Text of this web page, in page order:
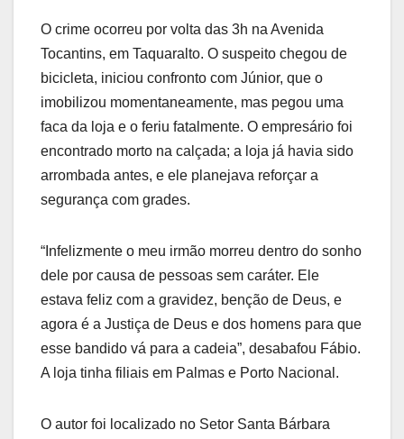
O crime ocorreu por volta das 3h na Avenida
Tocantins, em Taquaralto. O suspeito chegou de
bicicleta, iniciou confronto com Júnior, que o
imobilizou momentaneamente, mas pegou uma
faca da loja e o feriu fatalmente. O empresário foi
encontrado morto na calçada; a loja já havia sido
arrombada antes, e ele planejava reforçar a
segurança com grades.
“Infelizmente o meu irmão morreu dentro do sonho
dele por causa de pessoas sem caráter. Ele
estava feliz com a gravidez, benção de Deus, e
agora é a Justiça de Deus e dos homens para que
esse bandido vá para a cadeia”, desabafou Fábio.
A loja tinha filiais em Palmas e Porto Nacional.
O autor foi localizado no Setor Santa Bárbara